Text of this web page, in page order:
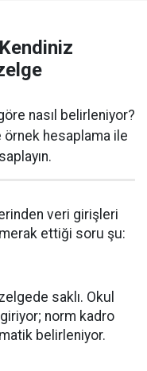
nasıl belirleniyor?
örnek hesaplama ile
veri girişleri
ettiği soru şu:
saklı. Okul
norm kadro
belirleniyor.